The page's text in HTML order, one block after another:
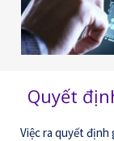
Việc ra quyết định
Quyết